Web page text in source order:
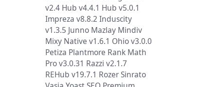
v2.4 Hub v4.4.1 Hub v5.0.1
Impreza v8.8.2 Induscity
v1.3.5 Junno Mazlay Mindiv
Mixy Native v1.6.1 Ohio v3.0.0
Petiza Plantmore Rank Math
Pro v3.0.31 Razzi v2.1.7
REHub v19.7.1 RozerSinrato